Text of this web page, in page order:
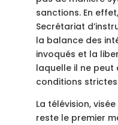
sanctions. En
Secrétariat
la balance des
invoqués et la
laquelle il ne peut
conditions
La télévision,
reste le premier